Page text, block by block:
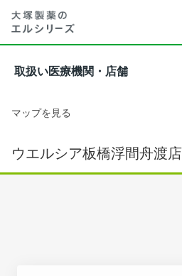
取扱い医療機関・店舗
マップを見る
ウエルシア板橋浮間舟渡